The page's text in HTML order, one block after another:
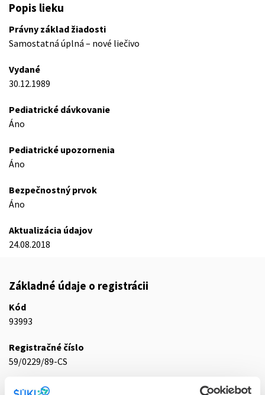
Popis lieku
Právny základ žiadosti
Samostatná úplná – nové liečivo
Vydané
30.12.1989
Pediatrické dávkovanie
Áno
Pediatrické upozornenia
Áno
Bezpečnostný prvok
Áno
Aktualizácia údajov
24.08.2018
Základné údaje o registrácii
Kód
93993
Registračné číslo
59/0229/89-CS
Doplnok